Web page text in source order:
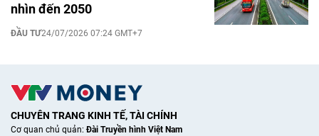
nhìn đến 2050
ĐẦU TƯ24/07/2026 07:24 GMT+7
CHUYÊN TRANG KINH TẾ, TÀI CHÍNH
Cơ quan chủ quản:Đài Truyền hình Việt Nam